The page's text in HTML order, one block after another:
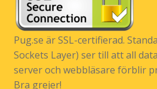
Pug.se är SSL-certifierad.
Sockets Layer) ser till att all
server och webbläsare förblir
Bra grejer!